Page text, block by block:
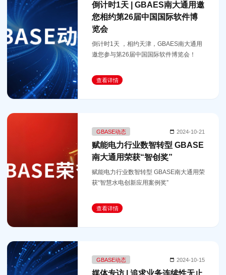
倒计时1天 | GBAES南大通用邀
您相约第26届中国国际软件博
览会
倒计时1天 ，相约天津，GBAES南大通用
邀您参与第26届中国国际软件博览会！
查看详情
GBASE动态 2024-10-21
赋能电力行业数智转型 GBASE
南大通用荣获“智创奖”
赋能电力行业数智转型 GBASE南大通用荣
获“智慧水电创新应用案例奖”
查看详情
GBASE动态 2024-10-15
媒体专访 | 追求业务连续性无止